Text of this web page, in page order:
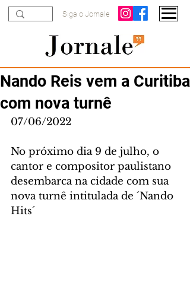
Siga o Jornale
Nando Reis vem a Curitiba
com nova turnê
07/06/2022
No próximo dia 9 de julho, o
cantor e compositor paulistano
desembarca na cidade com sua
nova turnê intitulada de ´Nando
Hits´